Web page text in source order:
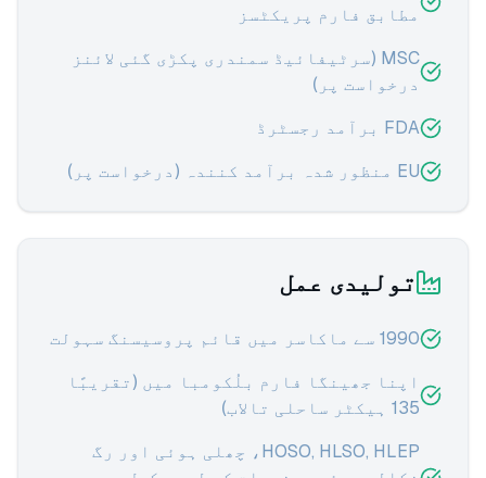
مطابق فارم پریکٹسز
MSC (سرٹیفائیڈ سمندری پکڑی گئی لائنز
درخواست پر)
FDA برآمد رجسٹرڈ
EU منظور شدہ برآمد کنندہ (درخواست پر)
تولیدی عمل
1990 سے ماکاسر میں قائم پروسیسنگ سہولت
اپنا جھینگا فارم بلُکومبا میں (تقریبًا
135 ہیکٹر ساحلی تالاب)
HOSO, HLSO, HLEP، چھلی ہوئی اور رگ